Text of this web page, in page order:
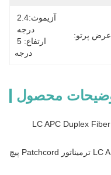
عرض پرتو:
درجه
محصول
LC APC Duplex
دوپلیکس LC APC MM OM1 OM2 OM3 OM4 ترمیناتور Patchcord پیچ